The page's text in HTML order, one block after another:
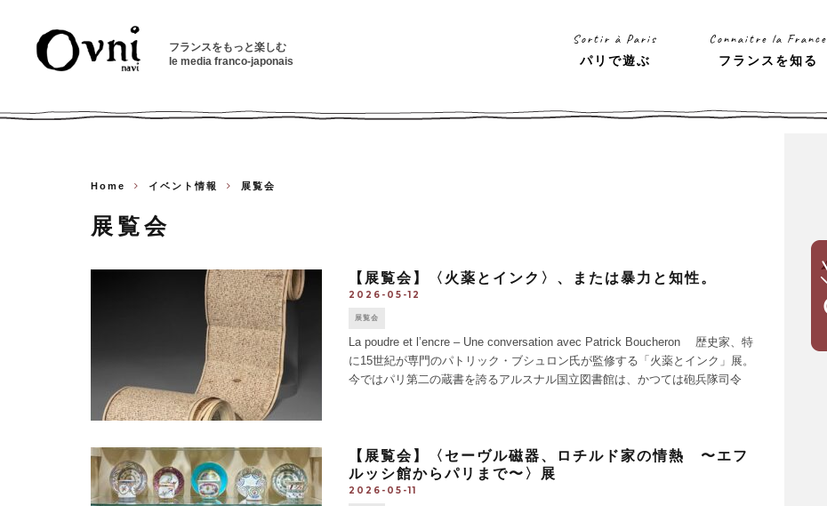
フランスをもっと楽しむ
le media franco-japonais
Sortir à Paris
パリで遊ぶ
Connaitre la France
フランスを知る
Home イベント情報 展覧会
展覧会
【展覧会】〈火薬とインク〉、または暴力と知性。
2026-05-12
展覧会
La poudre et l’encre – Une conversation avec Patrick Boucheron 歴史家、特
に15世紀が専門のパトリック・ブシュロン氏が監修する「火薬とインク」展。
今ではパリ第二の蔵書を誇るアルスナル国立図書館は、かつては砲兵隊司令
【展覧会】〈セーヴル磁器、ロチルド家の情熱 〜エフ
ルッシ館からパリまで〜〉展
2026-05-11